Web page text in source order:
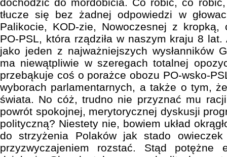
tłucze się bez żadnej odpowiedzi w
Palikocie, KOD-zie, Nowoczesnej z kropką,
PO-PSL, która rządziła w naszym kraju 8
jako jeden z najważniejszych wysłanników
ma niewątpliwie w szeregach totalnej
przebąkuje coś o porażce obozu PO-wsko-
wyborach parlamentarnych, a także o tym,
świata. No cóż, trudno nie przyznać mu
powrót spokojnej, merytorycznej dyskusji
polityczną? Niestety nie, bowiem układ
do strzyżenia Polaków jak stado
przyzwyczajeniem rozstać. Stąd potężne